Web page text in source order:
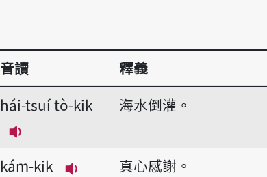
音讀
釋義
hái-tsuí tò-kik
播放音讀hái-tsuí tò-kik
海水倒灌。
kám-kik
真心感謝。